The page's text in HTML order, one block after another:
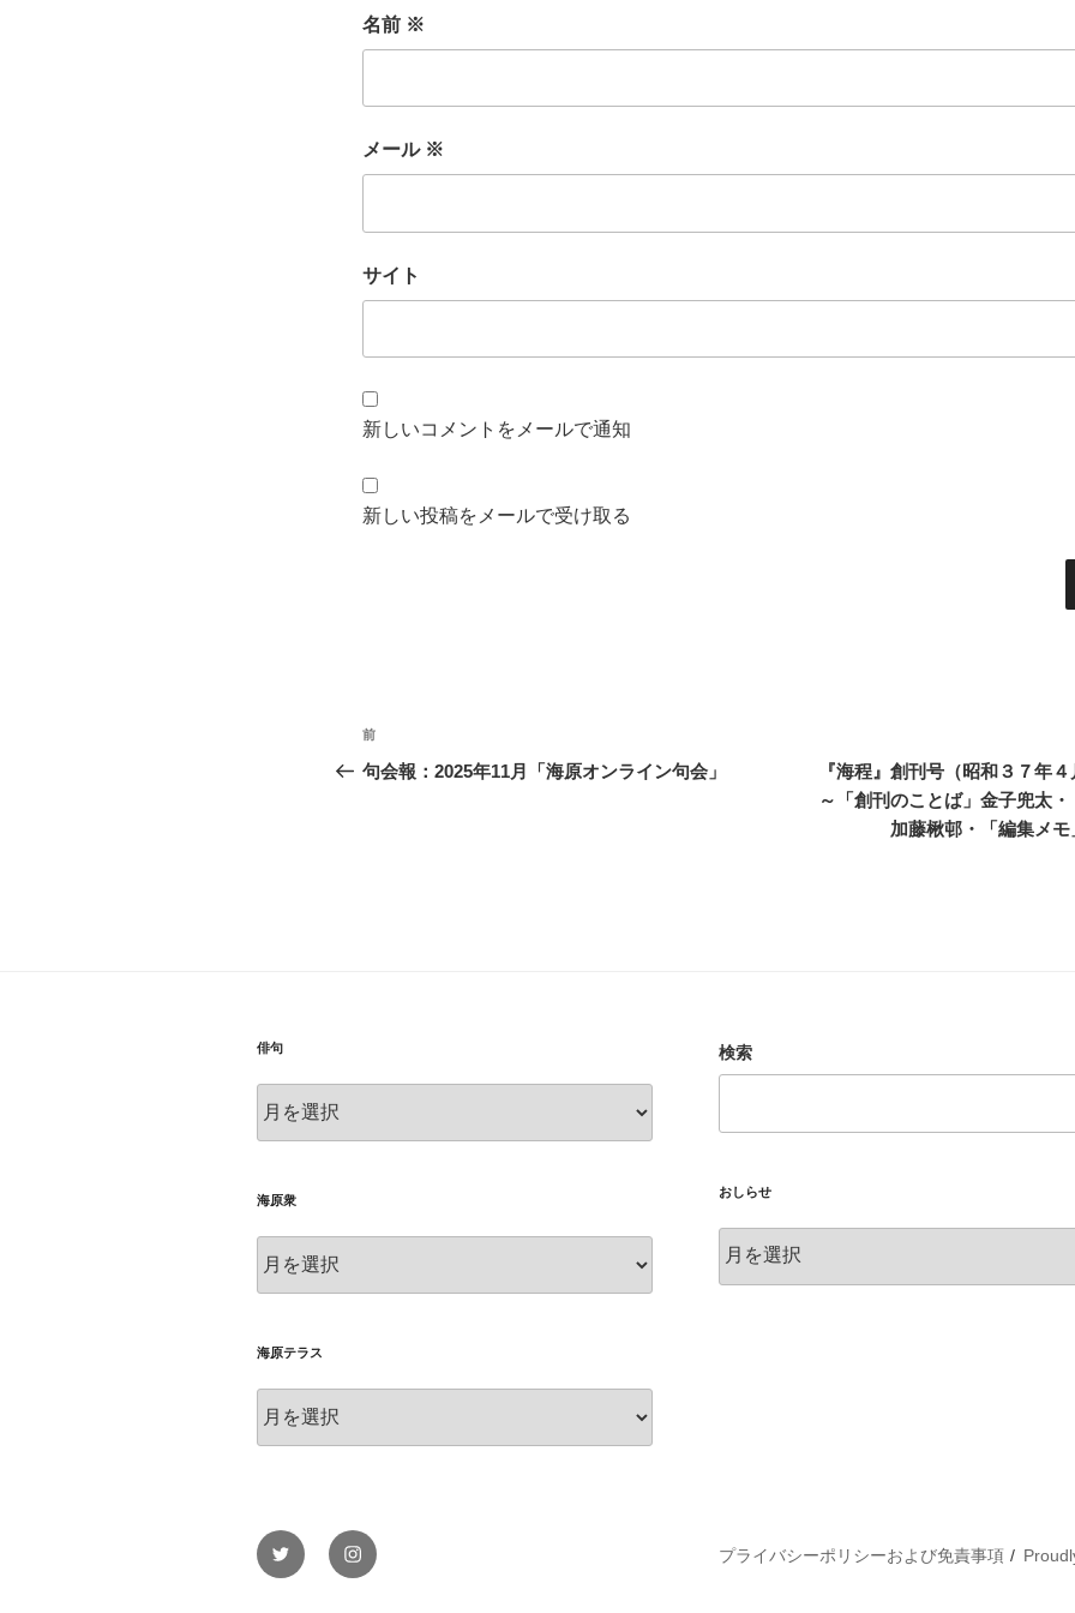
名前 ※
メール ※
サイト
新しいコメントをメールで通知
新しい投稿をメールで受け取る
投
稿
前
の
前
句会報：2025年11月「海原オンライン句会」
『海程』創刊号（昭和３７年
～「創刊のことば」金子兜太
加藤楸邨・「編集メ
俳句
句
海原衆
原
海原テラス
原
検索
おしらせ
し
ら
Twitter Instagram
プライバシーポリシーおよび免責事項